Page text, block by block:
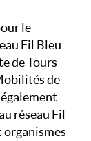
le
Fil Bleu
de Tours
de
réseau Fil
organismes